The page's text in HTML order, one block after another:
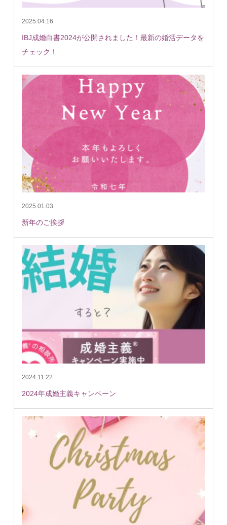
2025.04.16
IBJ成婚白書2024が公開されました！最新の婚活データを
チェック！
2025.01.03
新年のご挨拶
2024.11.22
2024年成婚主義キャンペーン